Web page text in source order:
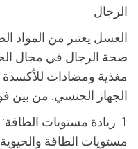
الرجال.
العسل يعتبر من المواد
صحة الرجال في مجال
مغذية ومضادات
الجهاز الجنسي. من بين
1. زيادة مستويات
مستويات الطاقة